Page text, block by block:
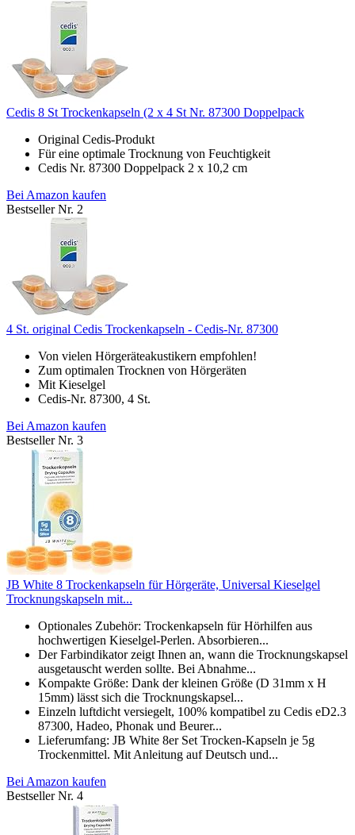
Cedis 8 St Trockenkapseln (2 x 4 St Nr. 87300 Doppelpack
Original Cedis-Produkt
Für eine optimale Trocknung von Feuchtigkeit
Cedis Nr. 87300 Doppelpack 2 x 10,2 cm
Bei Amazon kaufen
Bestseller Nr. 2
4 St. original Cedis Trockenkapseln - Cedis-Nr. 87300
Von vielen Hörgeräteakustikern empfohlen!
Zum optimalen Trocknen von Hörgeräten
Mit Kieselgel
Cedis-Nr. 87300, 4 St.
Bei Amazon kaufen
Bestseller Nr. 3
JB White 8 Trockenkapseln für Hörgeräte, Universal Kieselgel
Trocknungskapseln mit...
Optionales Zubehör: Trockenkapseln für Hörhilfen aus
hochwertigen Kieselgel-Perlen. Absorbieren...
Der Farbindikator zeigt Ihnen an, wann die Trocknungskapsel
ausgetauscht werden sollte. Bei Abnahme...
Kompakte Größe: Dank der kleinen Größe (D 31mm x H
15mm) lässt sich die Trocknungskapsel...
Einzeln luftdicht versiegelt, 100% kompatibel zu Cedis eD2.3
87300, Hadeo, Phonak und Beurer...
Lieferumfang: JB White 8er Set Trocken-Kapseln je 5g
Trockenmittel. Mit Anleitung auf Deutsch und...
Bei Amazon kaufen
Bestseller Nr. 4